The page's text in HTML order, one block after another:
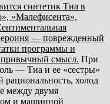
синтетик Тиа в
«Малефисента»,
— поврежденный
программы и
привычный смысл. При
— Тиа и ее «сестры»
холод
между двумя
и машинной